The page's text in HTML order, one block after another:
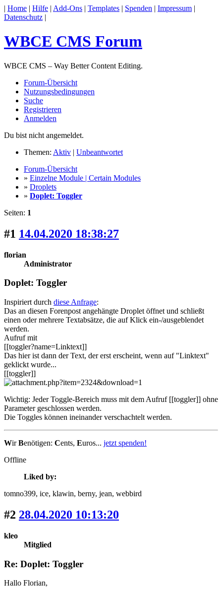
| Home | Hilfe | Add-Ons | Templates | Spenden | Impressum |
Datenschutz |
WBCE CMS Forum
WBCE CMS – Way Better Content Editing.
Forum-Übersicht
Nutzungsbedingungen
Suche
Registrieren
Anmelden
Du bist nicht angemeldet.
Themen: Aktiv | Unbeantwortet
Forum-Übersicht
» Einzelne Module | Certain Modules
» Droplets
» Doplet: Toggler
Seiten: 1
#1 14.04.2020 18:38:27
florian
Administrator
Doplet: Toggler
Inspiriert durch diese Anfrage:
Das an diesen Forenpost angehängte Droplet öffnet und schließt
einen oder mehrere Textabsätze, die auf Klick ein-/ausgeblendet
werden.
Aufruf mit
[[toggler?name=Linktext]]
Das hier ist dann der Text, der erst erscheint, wenn auf "Linktext"
geklickt wurde...
[[toggler]]
Wichtig: Jeder Toggle-Bereich muss mit dem Aufruf [[toggler]] ohne
Parameter geschlossen werden.
Die Toggles können ineinander verschachtelt werden.
WirBenötigen: Cents, Euros... jetzt spenden!
Offline
Liked by:
tomno399, ice, klawin, berny, jean, webbird
#2 28.04.2020 10:13:20
kleo
Mitglied
Re: Doplet: Toggler
Hallo Florian,